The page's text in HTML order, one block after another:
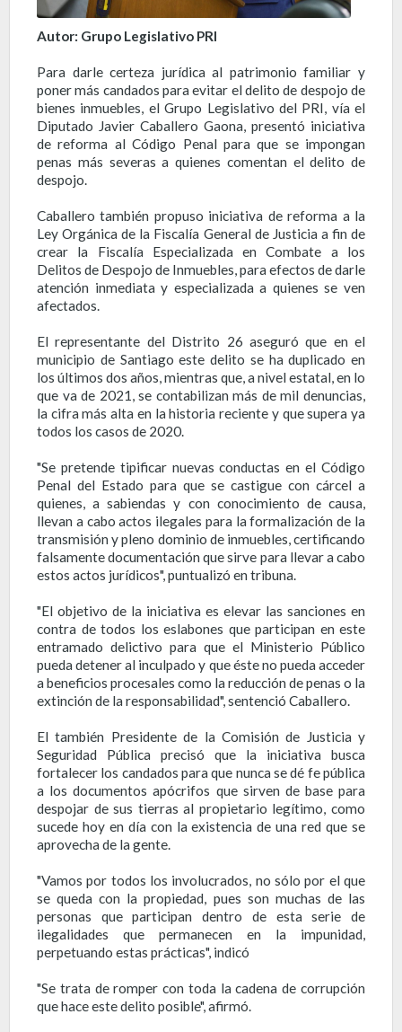
Autor: Grupo Legislativo PRI
Para darle certeza jurídica al patrimonio familiar y
poner más candados para evitar el delito de despojo de
bienes inmuebles, el Grupo Legislativo del PRI, vía el
Diputado Javier Caballero Gaona, presentó iniciativa
de reforma al Código Penal para que se impongan
penas más severas a quienes comentan el delito de
despojo.
Caballero también propuso iniciativa de reforma a la
Ley Orgánica de la Fiscalía General de Justicia a fin de
crear la Fiscalía Especializada en Combate a los
Delitos de Despojo de Inmuebles, para efectos de darle
atención inmediata y especializada a quienes se ven
afectados.
El representante del Distrito 26 aseguró que en el
municipio de Santiago este delito se ha duplicado en
los últimos dos años, mientras que, a nivel estatal, en lo
que va de 2021, se contabilizan más de mil denuncias,
la cifra más alta en la historia reciente y que supera ya
todos los casos de 2020.
"Se pretende tipificar nuevas conductas en el Código
Penal del Estado para que se castigue con cárcel a
quienes, a sabiendas y con conocimiento de causa,
llevan a cabo actos ilegales para la formalización de la
transmisión y pleno dominio de inmuebles, certificando
falsamente documentación que sirve para llevar a cabo
estos actos jurídicos", puntualizó en tribuna.
"El objetivo de la iniciativa es elevar las sanciones en
contra de todos los eslabones que participan en este
entramado delictivo para que el Ministerio Público
pueda detener al inculpado y que éste no pueda acceder
a beneficios procesales como la reducción de penas o la
extinción de la responsabilidad", sentenció Caballero.
El también Presidente de la Comisión de Justicia y
Seguridad Pública precisó que la iniciativa busca
fortalecer los candados para que nunca se dé fe pública
a los documentos apócrifos que sirven de base para
despojar de sus tierras al propietario legítimo, como
sucede hoy en día con la existencia de una red que se
aprovecha de la gente.
"Vamos por todos los involucrados, no sólo por el que
se queda con la propiedad, pues son muchas de las
personas que participan dentro de esta serie de
ilegalidades que permanecen en la impunidad,
perpetuando estas prácticas", indicó
"Se trata de romper con toda la cadena de corrupción
que hace este delito posible", afirmó.